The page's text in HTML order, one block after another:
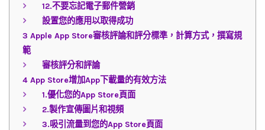
12.不要忘記電子郵件營銷
設置您的應用以取得成功
3 Apple App Store審核評論和評分標準，計算方式，撰寫規
範
審核評分和評論
4 App Store增加App下載量的有效方法
1.優化您的App Store頁面
2.製作宣傳圖片和視頻
3.吸引流量到您的App Store頁面